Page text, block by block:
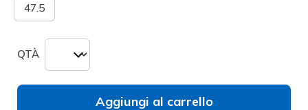
47.5
QTÀ
Aggiungi al carrello